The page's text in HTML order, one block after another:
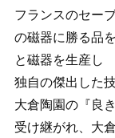
フランスのセー
の磁器に勝る品
と磁器を生産し
独自の傑出した
大倉陶園の『良
受け継がれ、大